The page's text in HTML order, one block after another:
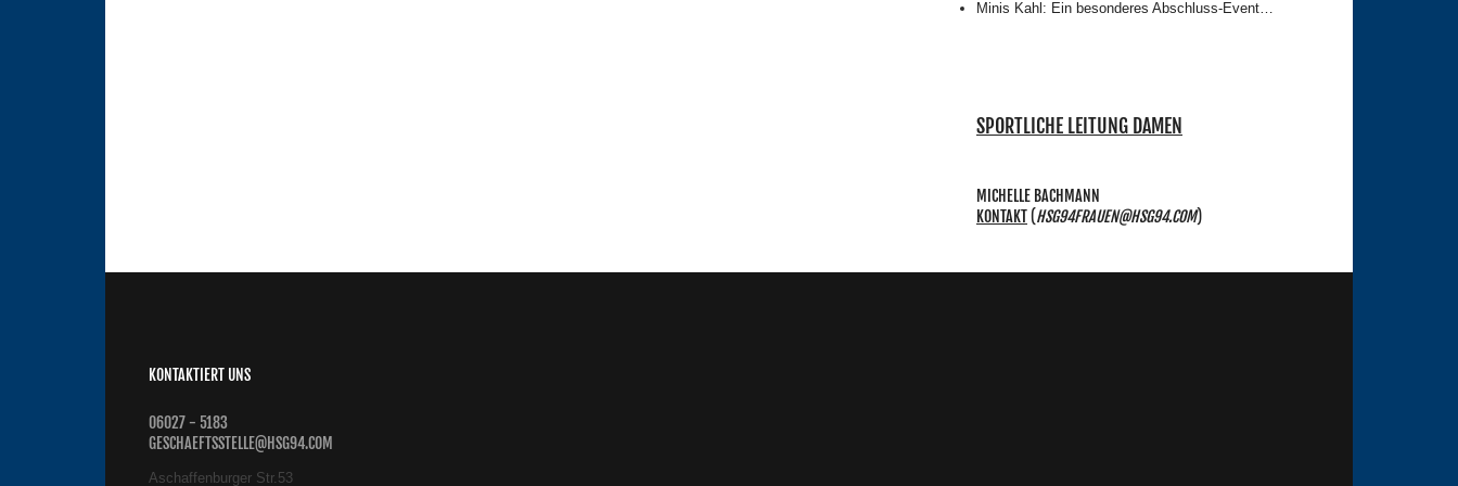
Minis Kahl: Ein besonderes Abschluss-Event…
SPORTLICHE LEITUNG DAMEN
MICHELLE BACHMANN
KONTAKT(HSG94FRAUEN@HSG94.COM)
KONTAKTIERT UNS
06027 - 5183
GESCHAEFTSSTELLE@HSG94.COM
Aschaffenburger Str.53